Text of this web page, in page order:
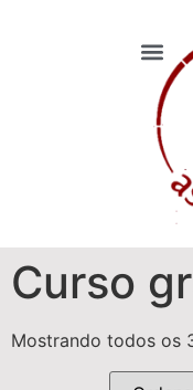
Curso
Mostrando todos os